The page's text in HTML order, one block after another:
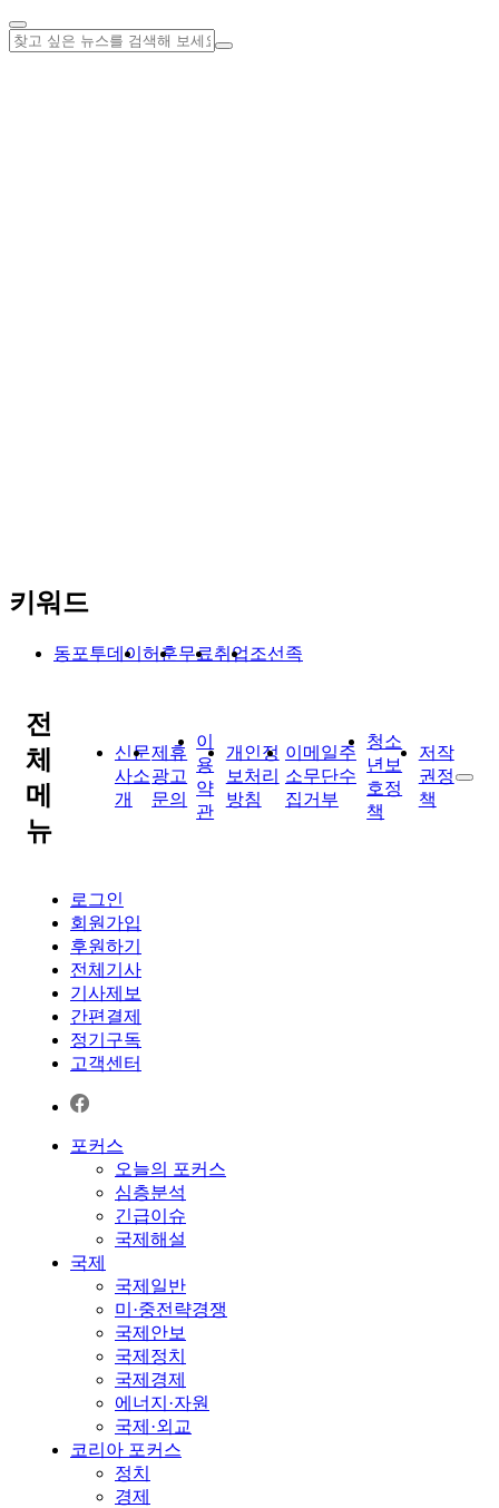
키워드
동포투데이 허훈무료취업조선족
전
체
메
뉴
신문
사소
개
제휴
광고
문의
이
용
약
관
개인정
보처리
방침
이메일주
소무단수
집거부
청소
년보
호정
책
저작
권정
책
로그인
회원가입
후원하기
전체기사
기사제보
간편결제
정기구독
고객센터
포커스
오늘의 포커스
심층분석
긴급이슈
국제해설
국제
국제일반
미·중전략경쟁
국제안보
국제정치
국제경제
에너지·자원
국제·외교
코리아 포커스
정치
경제